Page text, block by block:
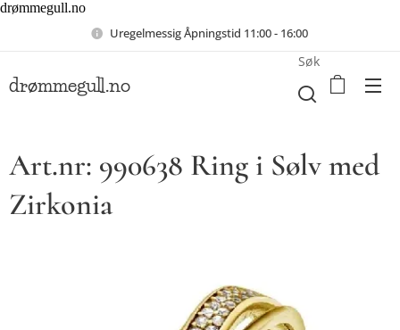
drømmegull.no
Uregelmessig Åpningstid 11:00 - 16:00
drømmegull.no
Søk
Art.nr: 990638 Ring i Sølv med
Zirkonia